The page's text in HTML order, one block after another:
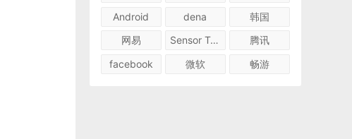
Android
dena
韩国
网易
Sensor Tower
腾讯
facebook
微软 畅游